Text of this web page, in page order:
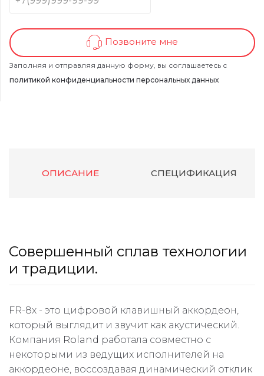
Позвоните мне
Заполняя и отправляя данную форму, вы соглашаетесь с
политикой конфиденциальности персональных данных
ОПИСАНИЕ СПЕЦИФИКАЦИЯ
Совершенный сплав технологии
и традиции.
FR-8x - это цифровой клавишный аккордеон,
который выглядит и звучит как акустический.
Компания Roland работала совместно с
некоторыми из ведущих исполнителей на
аккордеоне, воссоздавая динамический отклик